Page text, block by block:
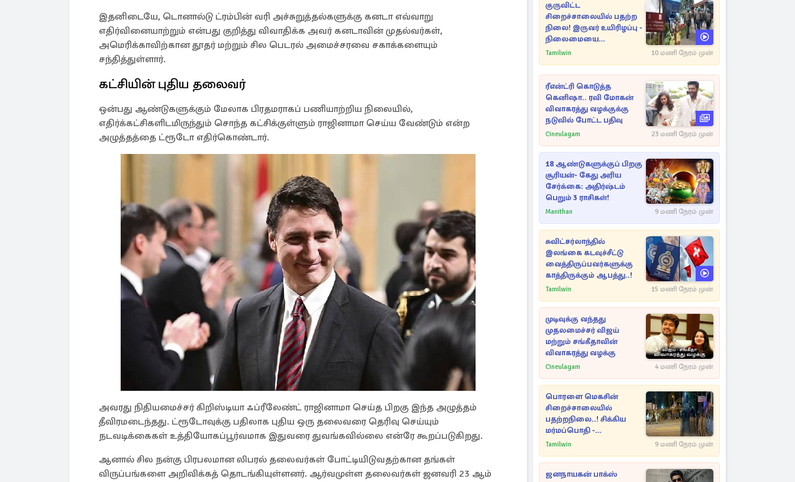
இதனிடையே, டொனால்டு ட்ரம்பின் வரி அச்சுறுத்தல்களுக்கு கனடா எவ்வாறு
எதிர்வினையாற்றும் என்பது குறித்து விவாதிக்க அவர் கனடாவின் முதல்வர்கள்,
அமெரிக்காவிற்கான தூதர் மற்றும் சில பெடரல் அமைச்சரவை சகாக்களையும்
சந்தித்துள்ளார்.
கட்சியின் புதிய தலைவர்
ஒன்பது ஆண்டுகளுக்கும் மேலாக பிரதமராகப் பணியாற்றிய நிலையில்,
எதிர்க்கட்சிகளிடமிருந்தும் சொந்த கட்சிக்குள்ளும் ராஜினாமா செய்ய வேண்டும் என்ற
அழுத்தத்தை ட்ரூடோ எதிர்கொண்டார்.
அவரது நிதியமைச்சர் கிறிஸ்டியா ஃப்ரீலேண்ட் ராஜினாமா செய்த பிறகு இந்த அழுத்தம்
தீவிரமடைந்தது. ட்ரூடோவுக்கு பதிலாக புதிய ஒரு தலைவரை தெரிவு செய்யும்
நடவடிக்கைகள் உத்தியோகப்பூர்வமாக இதுவரை துவங்கவில்லை என்ரே கூறப்படுகிறது.
ஆனால் சில நன்கு பிரபலமான லிபரல் தலைவர்கள் போட்டியிடுவதற்கான தங்கள்
விருப்பங்களை அறிவிக்கத் தொடங்கியுள்ளனர். ஆர்வமுள்ள தலைவர்கள் ஜனவரி 23 ஆம்
குருவிட்ட
சிறைச்சாலையில் பதற்ற
நிலை! இருவர் உயிரிழப்பு -
நிலைமையை
கட்டுப்படுத்த பொலிஸார்
Tamilwin 10 மணி நேரம் முன்
ரீஎன்ட்ரி கொடுத்த
கெனிஷா.. ரவி மோகன்
விவாகரத்து வழக்குக்கு
நடுவில் போட்ட பதிவு
Cineulagam 23 மணி நேரம் முன்
18 ஆண்டுகளுக்குப் பிறகு
சூரியன்- கேது அரிய
சேர்க்கை: அதிர்ஷ்டம்
பெறும் 3 ராசிகள்!
Manithan 9 மணி நேரம் முன்
சுவிட்சர்லாந்தில்
இலங்கை கடவுச்சீட்டு
வைத்திருப்பவர்களுக்கு
காத்திருக்கும் ஆபத்து..!
Tamilwin 15 மணி நேரம் முன்
முடிவுக்கு வந்தது
முதலமைச்சர் விஜய்
மற்றும் சங்கீதாவின்
விவாகரத்து வழக்கு
Cineulagam 4 மணி நேரம் முன்
பொரளை மெகசின்
சிறைச்சாலையில்
பதற்றநிலை..! சிக்கிய
மர்மப்பொதி -
பின்னணியில் வெளியான
Tamilwin 9 மணி நேரம் முன்
ஜனநாயகன் பாக்ஸ்